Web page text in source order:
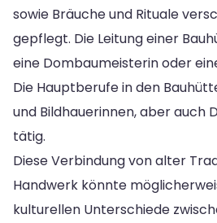
sowie Bräuche und Rituale
gepflegt. Die Leitung einer
eine Dombaumeisterin oder
Die Hauptberufe in den
und Bildhauerinnen, aber auch
tätig.
Diese Verbindung von alter
Handwerk könnte
kulturellen Unterschiede